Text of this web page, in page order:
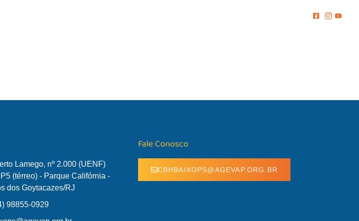
Lamego, nº 2.000 (UENF)
(térreo) - Parque Califórnia -
dos Goytacazes/RJ
98855-0929
Fale Conosco
CBHBAIXOPS@AGEVAP.ORG.BR